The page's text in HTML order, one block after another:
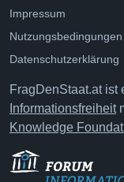
Impressum
Nutzungsbedingungen
Datenschutzerklärung
FragDenStaat.at ist
Informationsfreiheit
Knowledge